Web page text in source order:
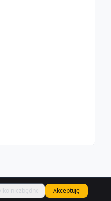
niezbędne Akceptuję